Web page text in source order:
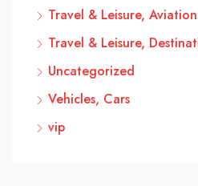
Travel & Leisure, Aviation
Travel & Leisure,
Uncategorized
Vehicles, Cars
vip